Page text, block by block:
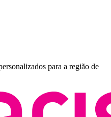
para a região de